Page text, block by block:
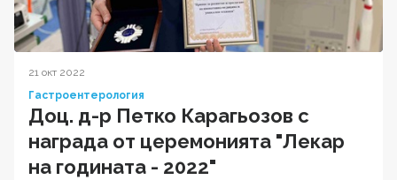
21 окт 2022
Гастроентерология
Доц. д-р Петко Карагьозов с
награда от церемонията "Лекар
на годината - 2022"